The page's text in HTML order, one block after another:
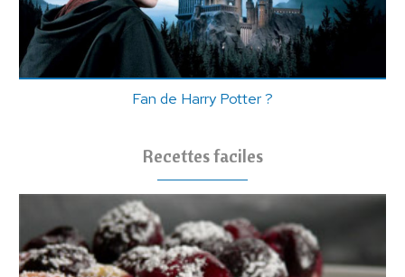
Fan de Harry Potter ?
Recettes faciles